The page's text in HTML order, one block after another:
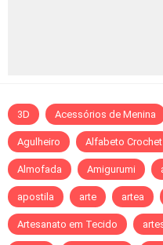
3D Acessórios de Menina
Agulheiro Alfabeto Crochet
Almofada Amigurumi
apostila arte artea
Artesanato em Tecido